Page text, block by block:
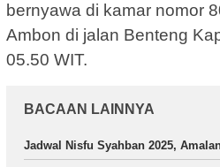
bernyawa di kamar nomor
Ambon di jalan Benteng
05.50 WIT.
BACAAN LAINNYA
Jadwal Nisfu Syahban 2025,